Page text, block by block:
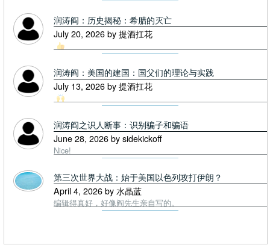
润涛阎：历史揭秘：希腊的灭亡
July 20, 2026 by 提酒扛花
润涛阎：美国的建国：国父们的理论与实践
July 13, 2026 by 提酒扛花
润涛阎之识人断事：识别骗子和骗语
June 28, 2026 by sidekickoff
Nice!
第三次世界大战：始于美国以色列攻打伊朗？
April 4, 2026 by 水晶蓝
编辑得真好，好像阎先生亲自写的。